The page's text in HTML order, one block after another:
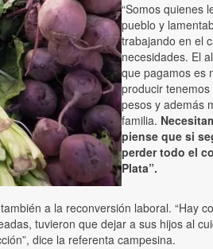
“Somos quienes
pueblo y
trabajando en el
necesidades. El
que pagamos es
producir
pesos y además
familia.
piense que si
perder todo el
Plata”.
a la reconversión laboral. “Hay
tuvieron que dejar a sus hijos al
dice la referenta campesina.